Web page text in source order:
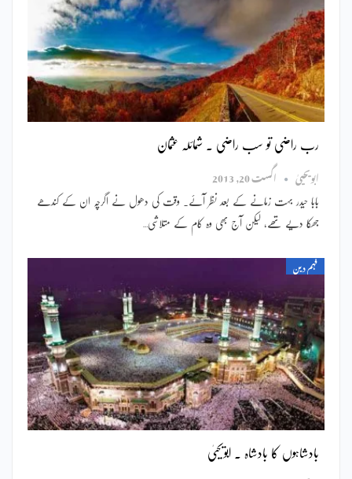
رب راضی تو سب راضی ۔ شمائلہ عثمان
ابویحییٰ اگست 20, 2013
بابا حیدر بہت زمانے کے بعد نظر آئے۔ وقت کی دھول نے اگرچہ ان کے کندھے
جھُکا دیے تھے، لیکن آج بھی وہ کام کے متلاشی…
فہم دین
بادشاہوں کا بادشاہ ۔ ابویحییٰ